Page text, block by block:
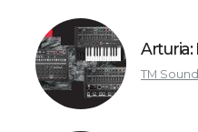
Arturia:
TM Sound